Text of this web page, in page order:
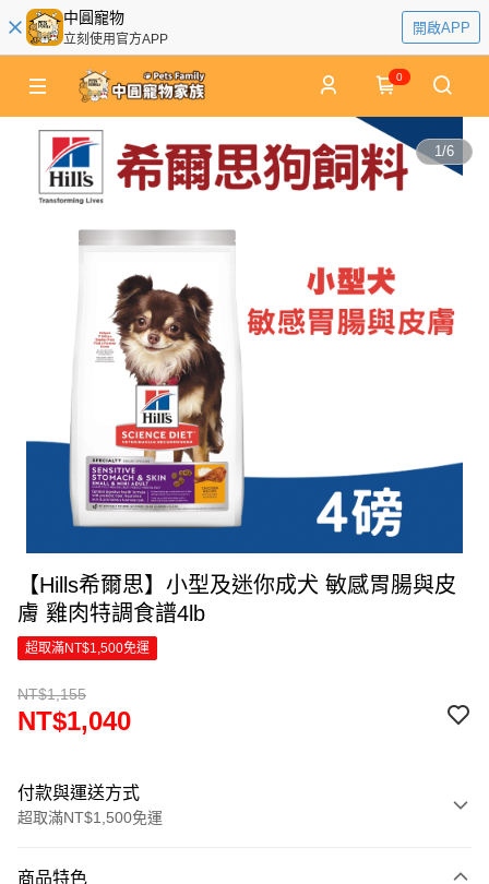
中圓寵物
立刻使用官方APP
開啟APP
0
1/6
【Hills希爾思】小型及迷你成犬 敏感胃腸與皮
膚 雞肉特調食譜4lb
超取滿NT$1,500免運
NT$1,155
NT$1,040
付款與運送方式
超取滿NT$1,500免運
商品特色